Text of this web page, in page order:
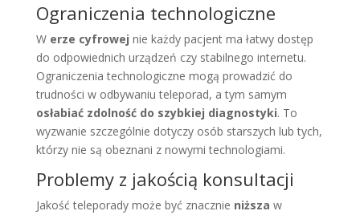
Ograniczenia technologiczne
W erze cyfrowej nie każdy pacjent ma łatwy dostęp
do odpowiednich urządzeń czy stabilnego internetu.
Ograniczenia technologiczne mogą prowadzić do
trudności w odbywaniu teleporad, a tym samym
osłabiać zdolność do szybkiej diagnostyki. To
wyzwanie szczególnie dotyczy osób starszych lub tych,
którzy nie są obeznani z nowymi technologiami.
Problemy z jakością konsultacji
Jakość teleporady może być znacznie niższa w